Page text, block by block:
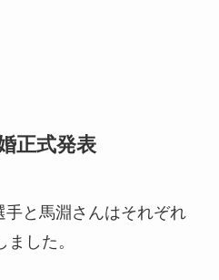
正式発表
と馬淵さんはそれぞれ
した。